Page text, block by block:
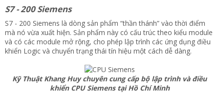
S7 - 200 Siemens
S7 - 200 Siemens là dòng sản phẩm “thần thánh” vào thời điểm
mà nó vừa xuất hiện. Sản phẩm này có cấu trúc theo kiểu module
và có các module mở rộng, cho phép lập trình các ứng dụng điều
khiển Logic và chuyển trạng thái tín hiệu một cách dễ dàng.
Kỹ Thuật Khang Huy chuyên cung cấp bộ lập trình và điều
khiển CPU Siemens tại Hồ Chí Minh